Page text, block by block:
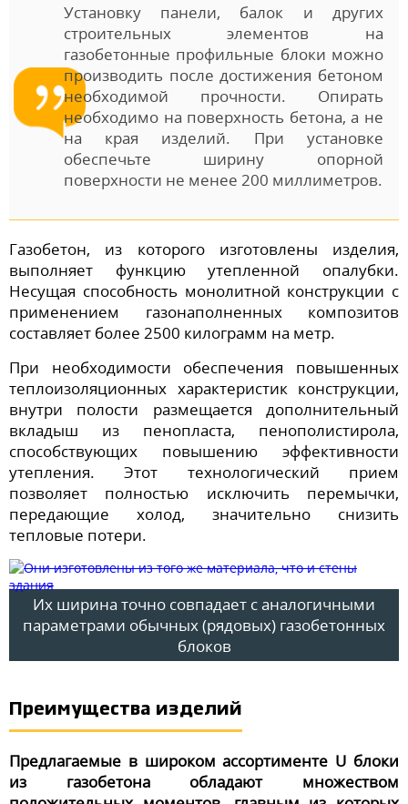
Установку панели, балок и других
строительных элементов на
газобетонные профильные блоки можно
производить после достижения бетоном
необходимой прочности. Опирать
необходимо на поверхность бетона, а не
на края изделий. При установке
обеспечьте ширину опорной
поверхности не менее 200 миллиметров.
Газобетон, из которого изготовлены изделия,
выполняет функцию утепленной опалубки.
Несущая способность монолитной конструкции с
применением газонаполненных композитов
составляет более 2500 килограмм на метр.
При необходимости обеспечения повышенных
теплоизоляционных характеристик конструкции,
внутри полости размещается дополнительный
вкладыш из пенопласта, пенополистирола,
способствующих повышению эффективности
утепления. Этот технологический прием
позволяет полностью исключить перемычки,
передающие холод, значительно снизить
тепловые потери.
Их ширина точно совпадает с аналогичными
параметрами обычных (рядовых) газобетонных
блоков
Преимущества изделий
Предлагаемые в широком ассортименте U блоки
из газобетона обладают множеством